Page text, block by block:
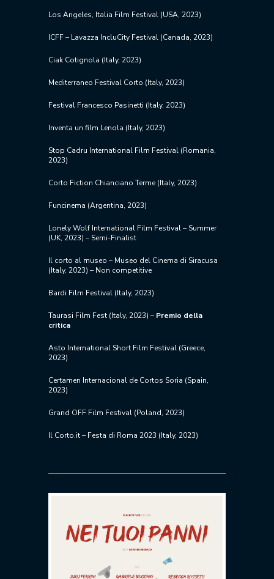
Los Angeles, Italia Film Festival (USA, 2023)
ICFF – Lavazza IncluCity Festival (Canada, 2023)
Ciak Cotignola (Italy, 2023)
Mediterraneo Festival Corto (Italy, 2023)
Festival Francesco Pasinetti (Italy, 2023)
Inventa un film Lenola (Italy, 2023)
Stop Cadru International Film Festival (Romania,
2023)
Corto Fiction Chianciano Terme (Italy, 2023)
Funcinema (Argentina, 2023)
Lonely Wolf International Film Festival – Summer
(UK, 2023) – Semi-Finalist
Il corto al museo – Museo del Cinema di Siracusa
(Italy, 2023) – Non competitive
Bardi Film Festival (Italy, 2023)
Taurasi Film Fest (Italy, 2023) – Premio della
critica
Asto International Short Film Festival (Greece,
2023)
Certamen Internacional de Cortos Soria (Spain,
2023)
Grand OFF Film Festival (Poland, 2023)
Il Corto.it – Festa di Roma 2023 (Italy, 2023)